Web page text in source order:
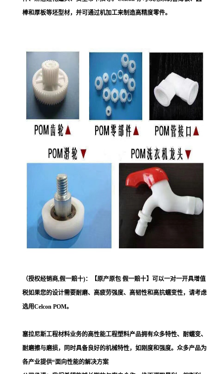
棒和厚板等坯型材，并可通过机加工来制造高精度零件。
（授权经销商,假一赔十)：【原产原包 假一赔十】可以一对一开具增值
税如果您的设计需要耐磨、高疲劳强度、高韧性和高抗蠕变性，请考虑
选用Celcon POM。
塞拉尼斯工程材料业务的高性能工程塑料产品拥有众多特性、耐蠕变、
耐磨擦与磨损，同时具备良好的机械特性，如刚度和强度。众多产品为
各产业提供“面向性能的解决方案